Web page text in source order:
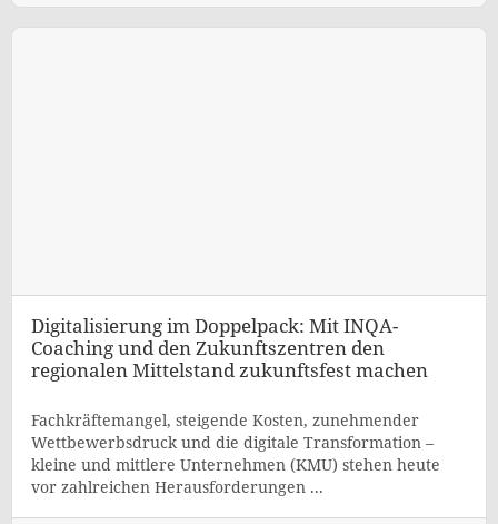
Digitalisierung im Doppelpack: Mit INQA-
Coaching und den Zukunftszentren den
regionalen Mittelstand zukunftsfest machen
Fachkräftemangel, steigende Kosten, zunehmender
Wettbewerbsdruck und die digitale Transformation –
kleine und mittlere Unternehmen (KMU) stehen heute
vor zahlreichen Herausforderungen ...